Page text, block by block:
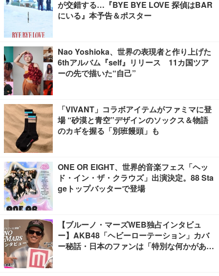
が交錯する…『BYE BYE LOVE 探偵はBAR
にいる』本予告＆ポスター
Nao Yoshioka、世界の表現者と作り上げた
6thアルバム『self』リリース 11カ国ツア
ーの先で描いた“自己”
「VIVANT」コラボアイテムがファミマに登
場 “砂漠と青空”デザインのソックス＆物語
のカギを握る「別班饅頭」も
ONE OR EIGHT、世界的音楽フェス「ヘッ
ド・イン・ザ・クラウズ」出演決定。88 Sta
geトップバッターで登場
【ブルーノ・マーズWEB独占インタビュ
ー】AKB48「ヘビーローテーション」カバ
ー秘話・日本のファンは「特別な何かがあ